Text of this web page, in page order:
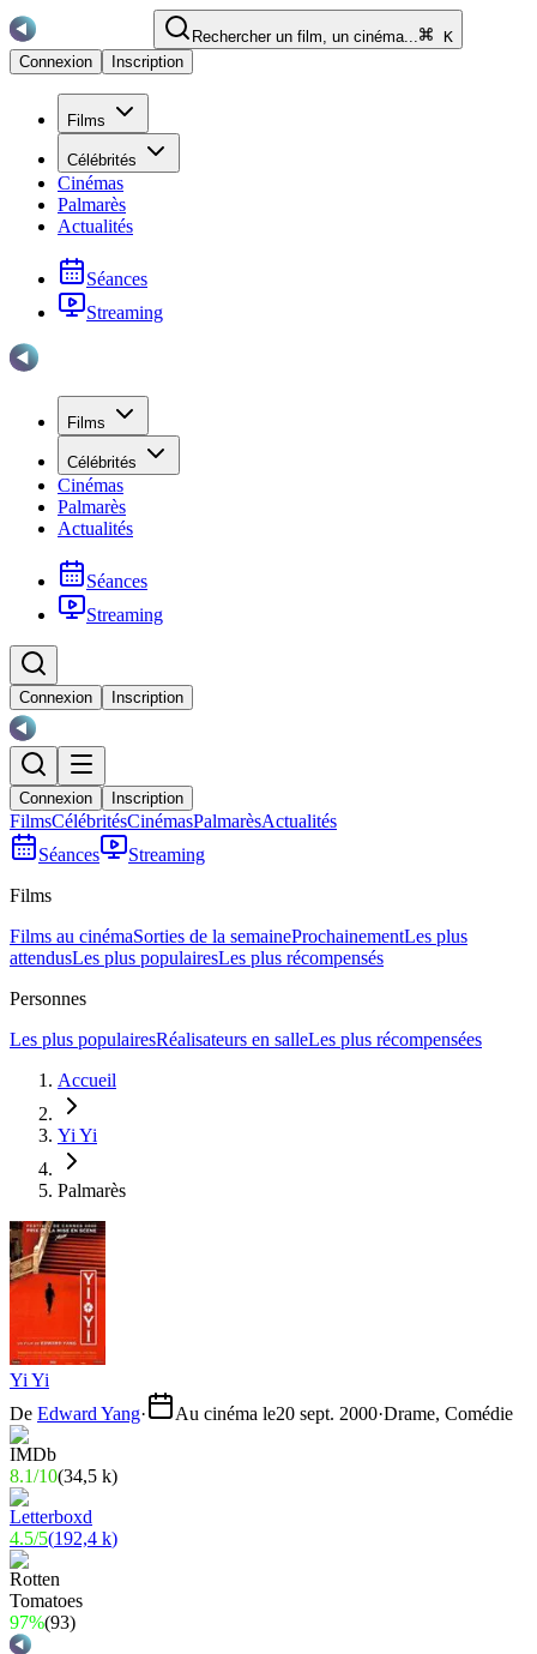
Rechercher un film, un cinéma...
K
Connexion
Inscription
Films
Célébrités
Cinémas
Palmarès
Actualités
Séances
Streaming
Films
Célébrités
Cinémas
Palmarès
Actualités
Séances
Streaming
Connexion Inscription
Connexion Inscription
FilmsCélébritésCinémasPalmarèsActualités
Séances
Streaming
Films
Films au cinémaSorties de la semaineProchainementLes plus
attendusLes plus populairesLes plus récompensés
Personnes
Les plus populairesRéalisateurs en salleLes plus récompensées
Accueil
Yi Yi
Palmarès
Yi Yi
De Edward Yang· Au cinéma le20 sept. 2000·Drame, Comédie
8.1/10(34,5 k)
4.5/5(192,4 k)
97%(93)